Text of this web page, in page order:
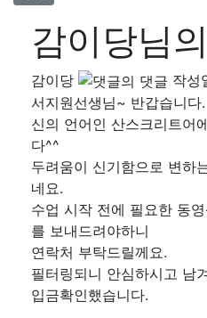
감이당님
감이당 작성
서지원선생님~ 반갑습니다.
신의 언어인 산스크리트어
다^^
두려움이 신기함으로 변하
네요.
수업 시작 전에 필요한 동
를 보내드려야하니
연락처 부탁드릴께요.
필터링되니 안심하시고 남
입금확인했습니다.